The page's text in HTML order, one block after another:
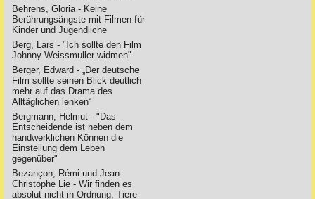
Behrens, Gloria - Keine
Berührungsängste mit Filmen für
Kinder und Jugendliche
Berg, Lars - "Ich sollte den Film
Johnny Weissmuller widmen"
Berger, Edward - „Der deutsche
Film sollte seinen Blick deutlich
mehr auf das Drama des
Alltäglichen lenken“
Bergmann, Helmut - "Das
Entscheidende ist neben dem
handwerklichen Können die
Einstellung dem Leben
gegenüber"
Bezançon, Rémi und Jean-
Christophe Lie - Wir finden es
absolut nicht in Ordnung, Tiere